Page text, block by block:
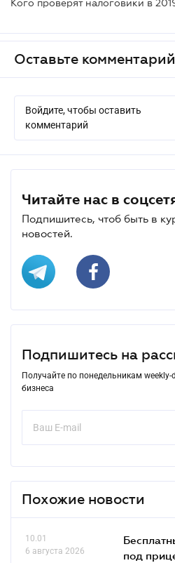
Оставьте комментарий
Войдите, чтобы оставить
комментарий
Читайте нас в
Подпишитесь, чтоб быть в
новостей.
Подпишитесь на
Получайте по понедельникам
бизнеса
Похожие новости
10.01
6 августа 2026
под